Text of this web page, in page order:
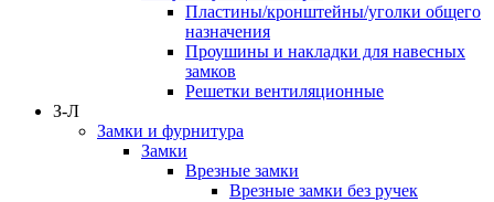
Пластины/кронштейны/уголки общего
назначения
Проушины и накладки для навесных
замков
Решетки вентиляционные
З-Л
Замки и фурнитура
Замки
Врезные замки
Врезные замки без ручек